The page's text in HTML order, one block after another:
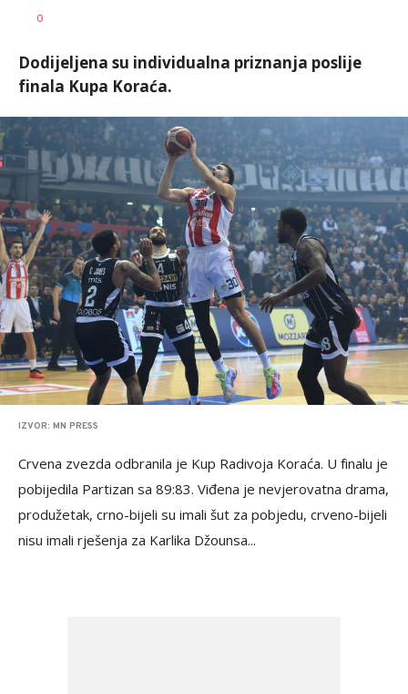
AUTOR
0
Dodijeljena su individualna priznanja poslije
finala Kupa Koraća.
IZVOR: MN PRESS
Crvena zvezda odbranila je Kup Radivoja Koraća. U finalu je
pobijedila Partizan sa 89:83. Viđena je nevjerovatna drama,
produžetak, crno-bijeli su imali šut za pobjedu, crveno-bijeli
nisu imali rješenja za Karlika Džounsa...